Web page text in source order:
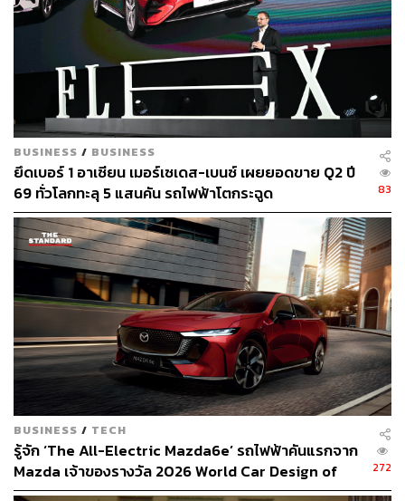
อย่างไรก็ตามข้อมูลจาก Wisesight ชี้ว่า Tesla นั้นเป็น
แบรนด์รถยนต์ไฟฟ้าที่ถูก ‘คนไทย’ พูดถึงมากที่สุดบนโลกโซ
เชียลมีเดีย ดังนั้นการตั้งบริษัทในครั้งนี้คงเป็นที่ตั้งหน้าตั้งตา
รอของใครหลายคนแน่นอน
ช่องทางติดตามTHE STANDARD WEALTH
Twitter:twitter.com/standard_wealth
Instagram:instagram.com/thestandardwealth
Official Line:https://lin.ee/xfPbXUP
สามารถติดตาม THE STANDARD WEALTH
ผ่านแอปพลิเคชันต่างๆ ที่คุณสะดวกหรือใช้งานอยู่แล้วได้เลย
TAGS: Tesla
รถยนต์ไฟฟ้า - Electric Vehicle
จดทะเบียนจัดตั้งบริษัทใหม่
ตลาดรถยนต์ไฟฟ้า
BUSINESS / BUSINESS
ยึดเบอร์ 1 อาเซียน เมอร์เซเดส-เบนซ์ เผยยอดขาย Q2 ปี
69 ทั่วโลกทะลุ 5 แสนคัน รถไฟฟ้าโตกระฉูด
83
BUSINESS / TECH
รู้จัก ‘The All-Electric Mazda6e’ รถไฟฟ้าคันแรกจาก
Mazda เจ้าของรางวัล 2026 World Car Design of
the Year [ADVERTORIAL]
272